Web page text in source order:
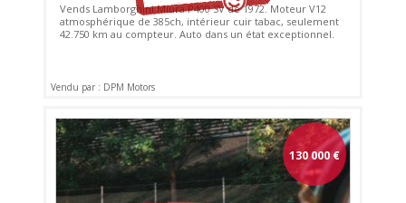
Vends Lamborghini Miura P400 SV de 1972. Moteur V12
atmosphérique de 385ch, intérieur cuir tabac, seulement
42.750 km au compteur. Auto dans un état exceptionnel.
Vendu par : DPM Motors
130 000€